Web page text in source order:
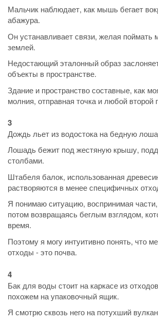
Мальчик наблюдает, как мышь бегает
абажура.
Он устанавливает связи, желая поймать
землей.
Недостающий эталонный образ
объекты в пространстве.
Здание и пространство составные, как
молния, отправная точка и любой второй
3
Дождь льет из водостока на бедную
Лошадь бежит под жестяную крышу,
столбами.
Штабеля балок, использованная
растворяются в менее специфичных
Я понимаю ситуацию, воспринимая части,
потом возвращаясь беглым взглядом,
время.
Поэтому я могу интуитивно понять, что
отходы - это почва.
4
Бак для воды стоит на каркасе из
похожем на упаковочный ящик.
Я смотрю сквозь него на потухший